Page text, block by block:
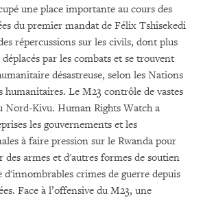
une place importante au cours des
du premier mandat de Félix Tshisekedi
répercussions sur les civils, dont plus
par les combats et se trouvent
désastreuse, selon les Nations
humanitaires. Le M23 contrôle de vastes
Nord-Kivu. Human Rights Watch a
les gouvernements et les
à faire pression sur le Rwanda pour
des armes et d'autres formes de soutien
d'innombrables crimes de guerre depuis
Face à l’offensive du M23, une